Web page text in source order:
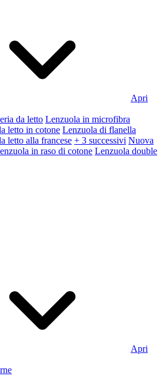
Apri
da letto Lenzuola in microfibra
letto in cotone Lenzuola di flanella
letto alla francese + 3 successivi Nuova
in raso di cotone Lenzuola double
Apri